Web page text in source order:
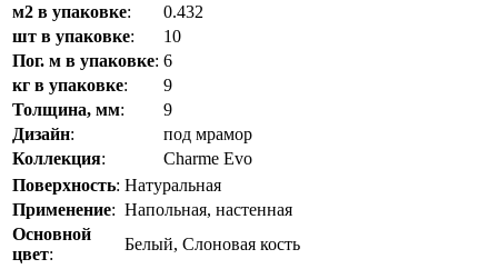
м2 в упаковке:
0.432
шт в упаковке:
10
Пог. м в упаковке: 6
кг в упаковке:
9
Толщина, мм:
9
Дизайн:
под мрамор
Коллекция:
Charme Evo
Поверхность: Натуральная
Применение: Напольная, настенная
Основной
цвет:
Белый, Слоновая кость